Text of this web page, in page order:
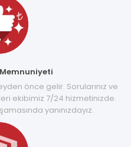
önce gelir. Sorularınız ve
ekibimiz 7/24 hizmetinizde.
yanınızdayız.